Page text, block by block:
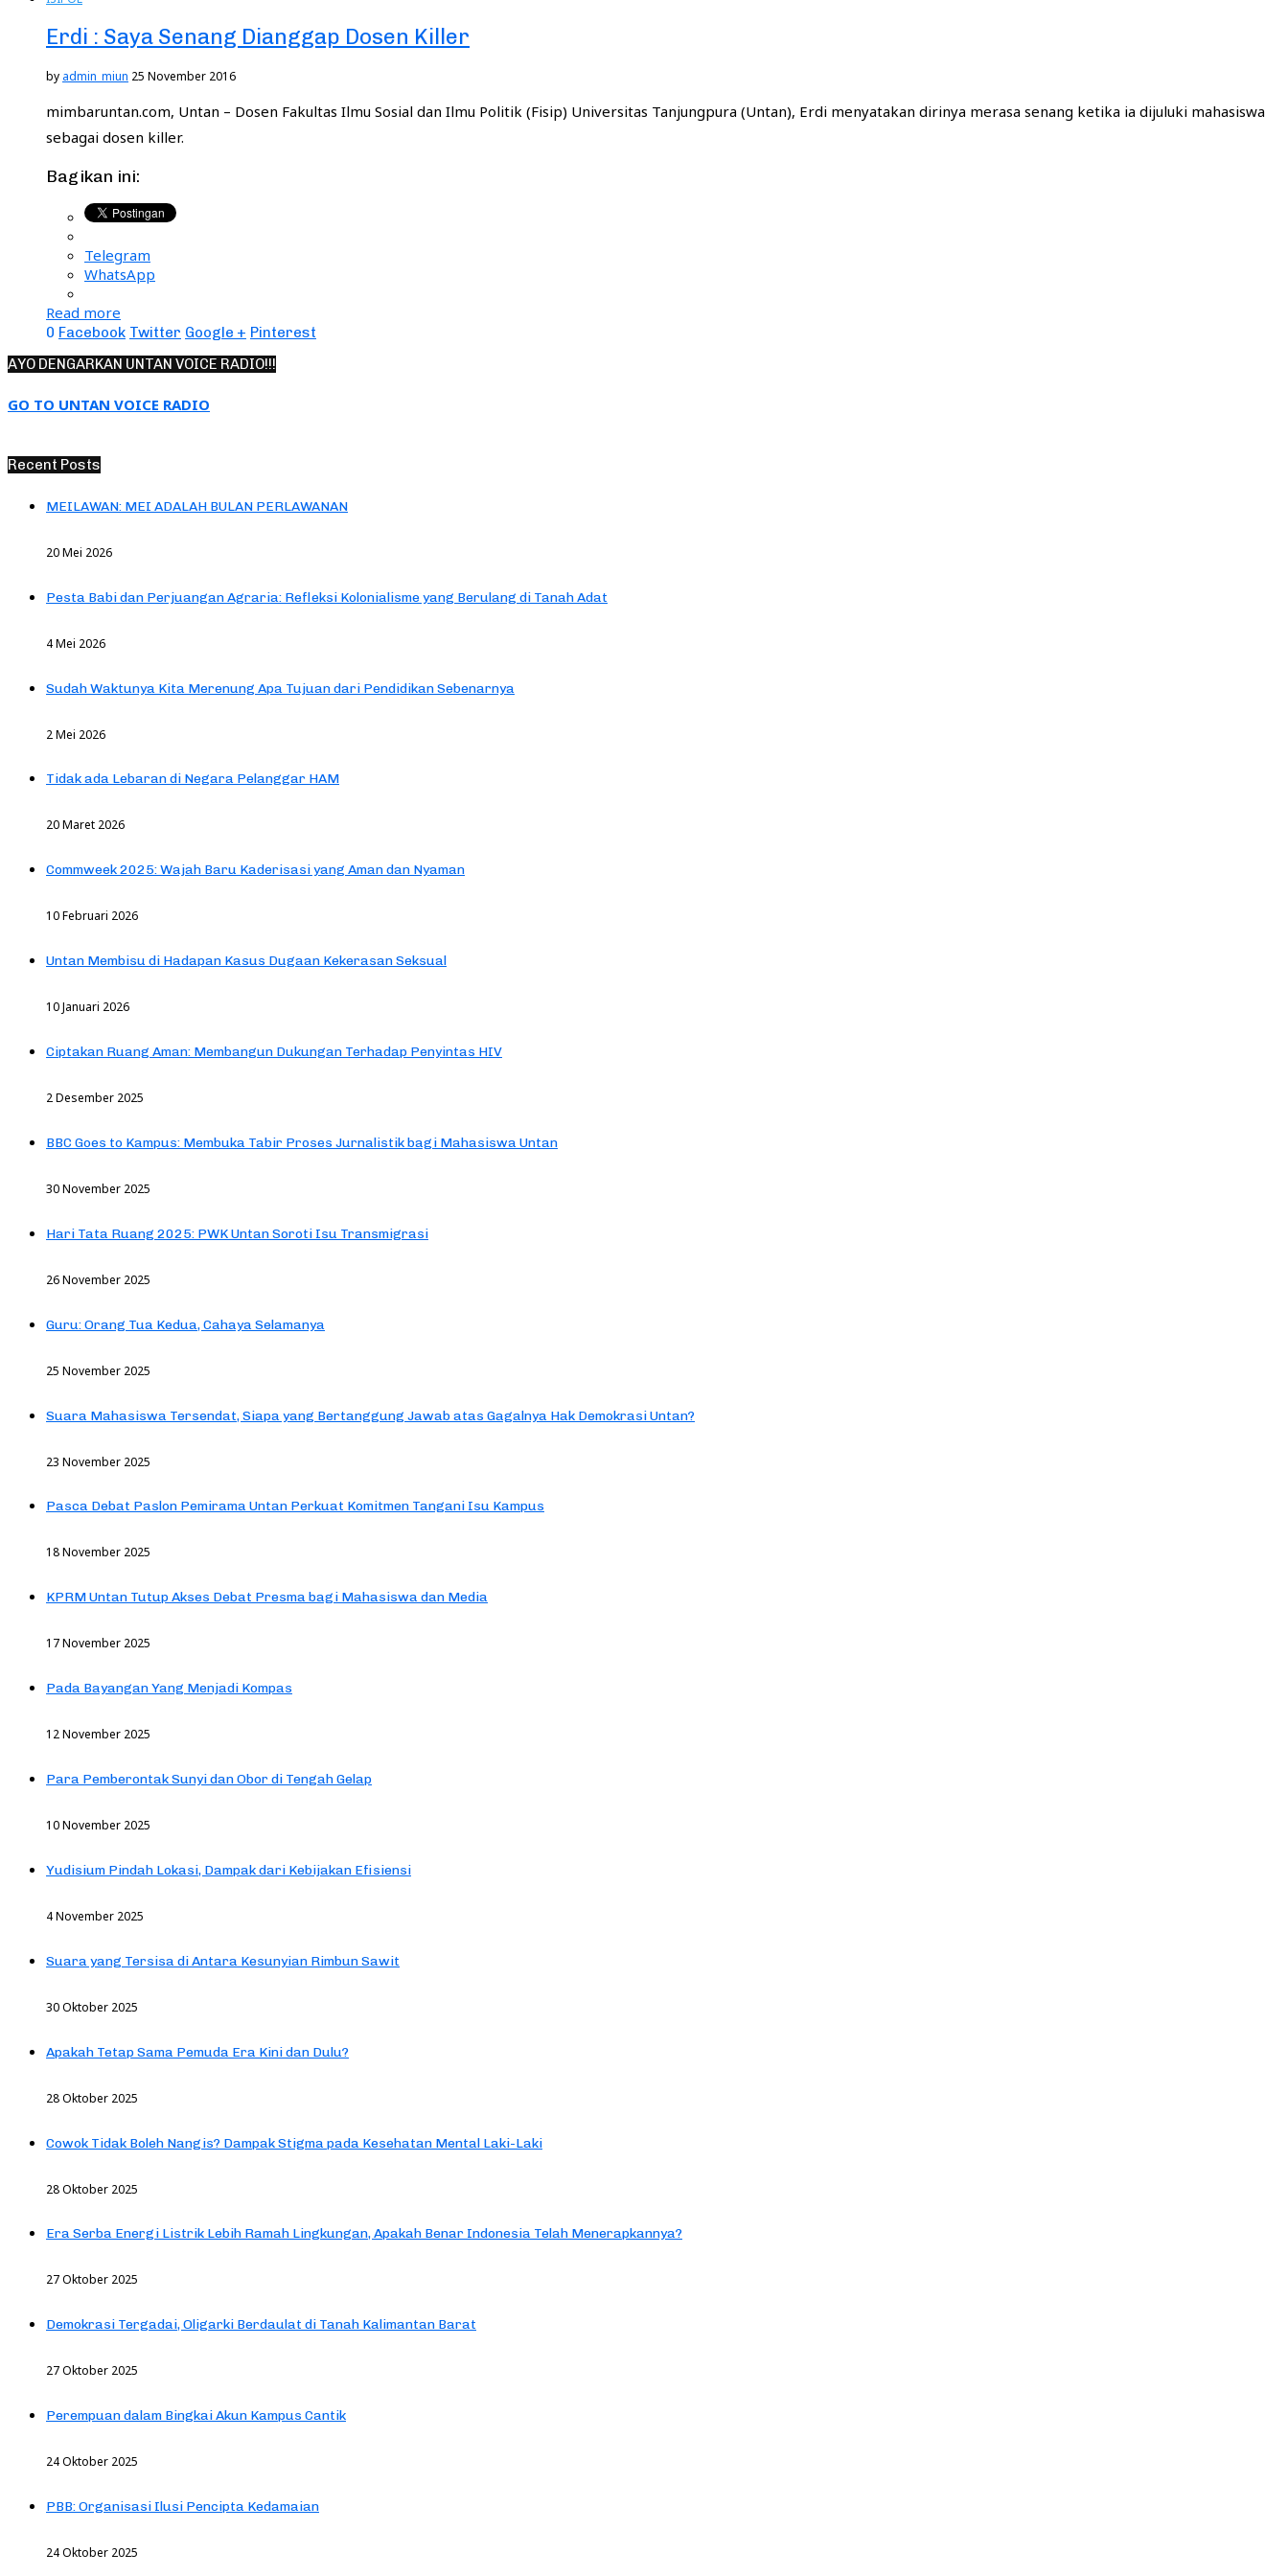
Erdi : Saya Senang Dianggap Dosen Killer
by admin_miun 25 November 2016
mimbaruntan.com, Untan – Dosen Fakultas Ilmu Sosial dan Ilmu Politik (Fisip) Universitas Tanjungpura (Untan), Erdi menyatakan dirinya merasa senang ketika ia dijuluki mahasiswa
sebagai dosen killer.
Bagikan ini:
Telegram
WhatsApp
Read more
0 Facebook Twitter Google + Pinterest
AYO DENGARKAN UNTAN VOICE RADIO!!!
GO TO UNTAN VOICE RADIO
Recent Posts
MEILAWAN: MEI ADALAH BULAN PERLAWANAN
20 Mei 2026
Pesta Babi dan Perjuangan Agraria: Refleksi Kolonialisme yang Berulang di Tanah Adat
4 Mei 2026
Sudah Waktunya Kita Merenung Apa Tujuan dari Pendidikan Sebenarnya
2 Mei 2026
Tidak ada Lebaran di Negara Pelanggar HAM
20 Maret 2026
Commweek 2025: Wajah Baru Kaderisasi yang Aman dan Nyaman
10 Februari 2026
Untan Membisu di Hadapan Kasus Dugaan Kekerasan Seksual
10 Januari 2026
Ciptakan Ruang Aman: Membangun Dukungan Terhadap Penyintas HIV
2 Desember 2025
BBC Goes to Kampus: Membuka Tabir Proses Jurnalistik bagi Mahasiswa Untan
30 November 2025
Hari Tata Ruang 2025: PWK Untan Soroti Isu Transmigrasi
26 November 2025
Guru: Orang Tua Kedua, Cahaya Selamanya
25 November 2025
Suara Mahasiswa Tersendat, Siapa yang Bertanggung Jawab atas Gagalnya Hak Demokrasi Untan?
23 November 2025
Pasca Debat Paslon Pemirama Untan Perkuat Komitmen Tangani Isu Kampus
18 November 2025
KPRM Untan Tutup Akses Debat Presma bagi Mahasiswa dan Media
17 November 2025
Pada Bayangan Yang Menjadi Kompas
12 November 2025
Para Pemberontak Sunyi dan Obor di Tengah Gelap
10 November 2025
Yudisium Pindah Lokasi, Dampak dari Kebijakan Efisiensi
4 November 2025
Suara yang Tersisa di Antara Kesunyian Rimbun Sawit
30 Oktober 2025
Apakah Tetap Sama Pemuda Era Kini dan Dulu?
28 Oktober 2025
Cowok Tidak Boleh Nangis? Dampak Stigma pada Kesehatan Mental Laki-Laki
28 Oktober 2025
Era Serba Energi Listrik Lebih Ramah Lingkungan, Apakah Benar Indonesia Telah Menerapkannya?
27 Oktober 2025
Demokrasi Tergadai, Oligarki Berdaulat di Tanah Kalimantan Barat
27 Oktober 2025
Perempuan dalam Bingkai Akun Kampus Cantik
24 Oktober 2025
PBB: Organisasi Ilusi Pencipta Kedamaian
24 Oktober 2025